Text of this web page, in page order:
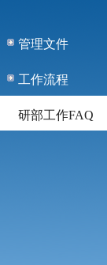
管理文件
工作流程
研部工作FAQ